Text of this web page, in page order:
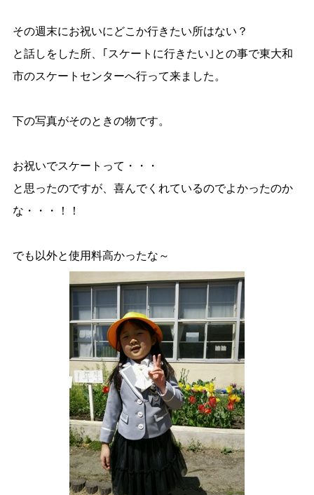
その週末にお祝いにどこか行きたい所はない？
と話しをした所、｢スケートに行きたい｣との事で東大和
市のスケートセンターへ行って来ました。
下の写真がそのときの物です。
お祝いでスケートって・・・
と思ったのですが、喜んでくれているのでよかったのか
な・・・！！
でも以外と使用料高かったな～